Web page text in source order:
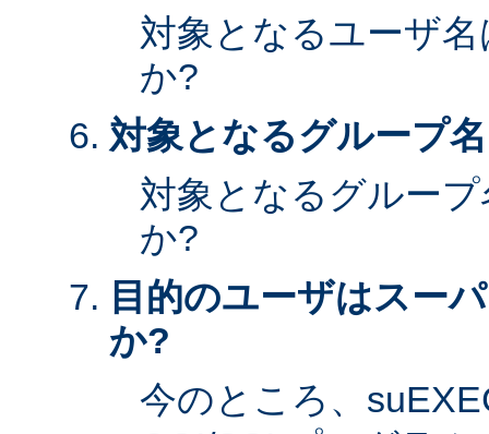
対象となるユーザ
か?
対象となるグループ
対象となるグルー
か?
目的のユーザはスー
か?
今のところ、